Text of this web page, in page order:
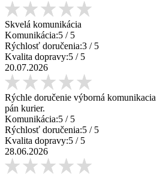
Skvelá komunikácia
Komunikácia:5 / 5
Rýchlosť doručenia:3 / 5
Kvalita dopravy:5 / 5
20.07.2026
Rýchle doručenie výborná
pán kurier.
Komunikácia:5 / 5
Rýchlosť doručenia:5 / 5
Kvalita dopravy:5 / 5
28.06.2026